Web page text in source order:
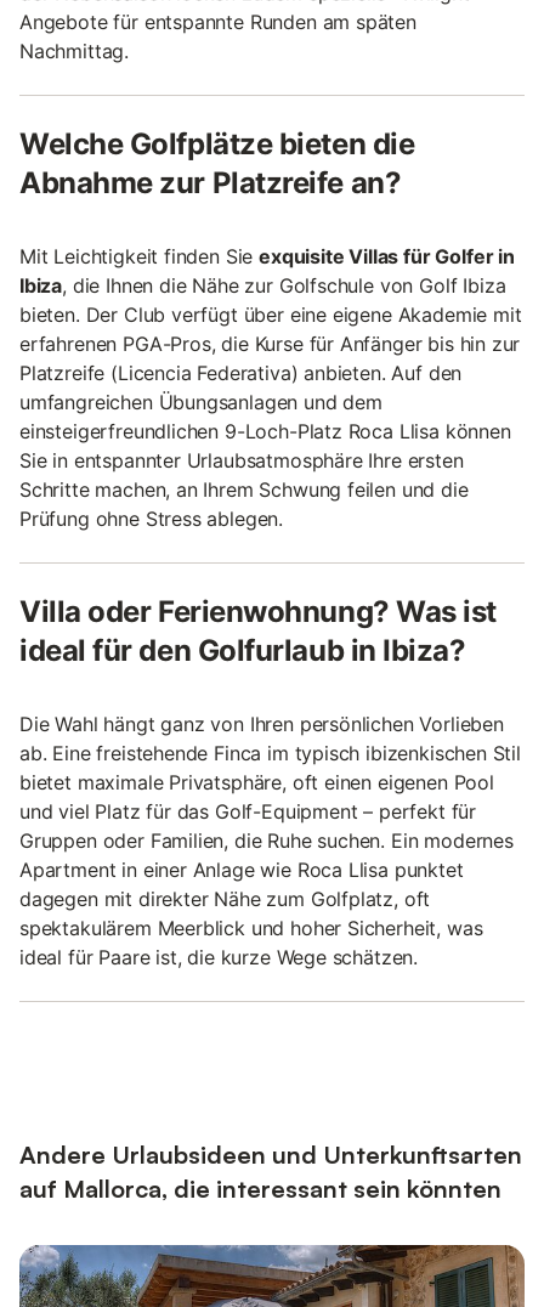
Angebote für entspannte Runden am späten
Nachmittag.
Welche Golfplätze bieten die
Abnahme zur Platzreife an?
Mit Leichtigkeit finden Sieexquisite Villas für Golfer in
Ibiza, die Ihnen die Nähe zur Golfschule von Golf Ibiza
bieten. Der Club verfügt über eine eigene Akademie mit
erfahrenen PGA-Pros, die Kurse für Anfänger bis hin zur
Platzreife (Licencia Federativa) anbieten. Auf den
umfangreichen Übungsanlagen und dem
einsteigerfreundlichen 9-Loch-Platz Roca Llisa können
Sie in entspannter Urlaubsatmosphäre Ihre ersten
Schritte machen, an Ihrem Schwung feilen und die
Prüfung ohne Stress ablegen.
Villa oder Ferienwohnung? Was ist
ideal für den Golfurlaub in Ibiza?
Die Wahl hängt ganz von Ihren persönlichen Vorlieben
ab. Eine freistehende Finca im typisch ibizenkischen Stil
bietet maximale Privatsphäre, oft einen eigenen Pool
und viel Platz für das Golf-Equipment – perfekt für
Gruppen oder Familien, die Ruhe suchen. Ein modernes
Apartment in einer Anlage wie Roca Llisa punktet
dagegen mit direkter Nähe zum Golfplatz, oft
spektakulärem Meerblick und hoher Sicherheit, was
ideal für Paare ist, die kurze Wege schätzen.
Andere Urlaubsideen und Unterkunftsarten
auf Mallorca, die interessant sein könnten